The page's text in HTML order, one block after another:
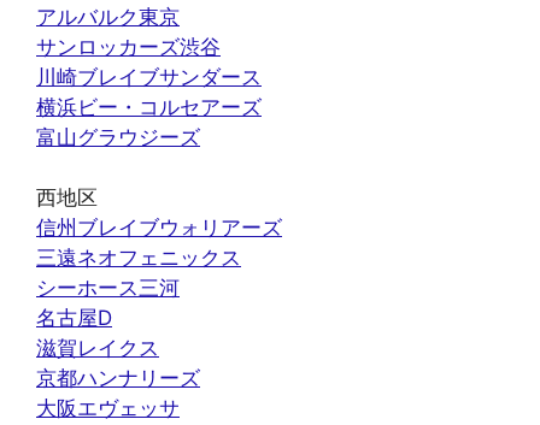
アルバルク東京
サンロッカーズ渋谷
川崎ブレイブサンダース
横浜ビー・コルセアーズ
富山グラウジーズ
西地区
信州ブレイブウォリアーズ
三遠ネオフェニックス
シーホース三河
名古屋D
滋賀レイクス
京都ハンナリーズ
大阪エヴェッサ